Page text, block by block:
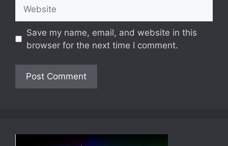
Save my name, email, and website in this
browser for the next time I comment.